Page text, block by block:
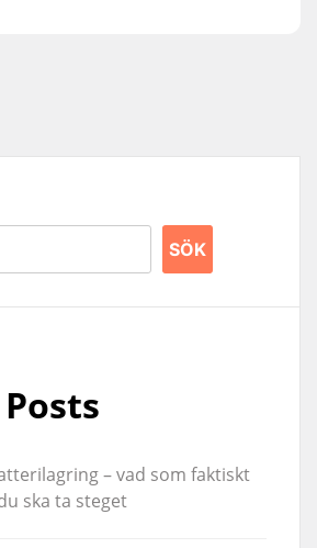
SÖK
– vad som faktiskt
ska ta steget